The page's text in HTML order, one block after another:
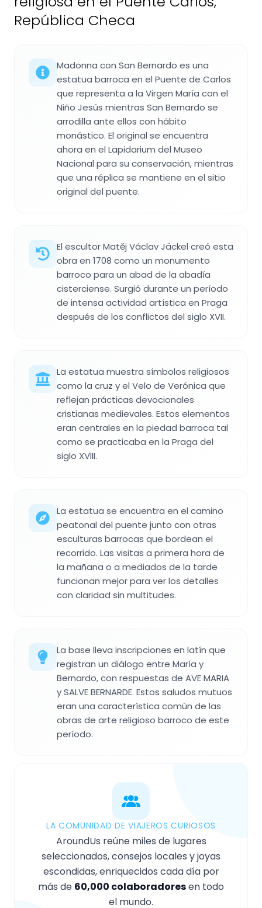
República Checa
Madonna con San Bernardo es una
estatua barroca en el Puente de Carlos
que representa a la Virgen María con el
Niño Jesús mientras San Bernardo se
arrodilla ante ellos con hábito
monástico. El original se encuentra
ahora en el Lapidarium del Museo
Nacional para su conservación, mientras
que una réplica se mantiene en el sitio
original del puente.
El escultor Matěj Václav Jäckel creó esta
obra en 1708 como un monumento
barroco para un abad de la abadía
cisterciense. Surgió durante un período
de intensa actividad artística en Praga
después de los conflictos del siglo XVII.
La estatua muestra símbolos religiosos
como la cruz y el Velo de Verónica que
reflejan prácticas devocionales
cristianas medievales. Estos elementos
eran centrales en la piedad barroca tal
como se practicaba en la Praga del
siglo XVIII.
La estatua se encuentra en el camino
peatonal del puente junto con otras
esculturas barrocas que bordean el
recorrido. Las visitas a primera hora de
la mañana o a mediados de la tarde
funcionan mejor para ver los detalles
con claridad sin multitudes.
La base lleva inscripciones en latín que
registran un diálogo entre María y
Bernardo, con respuestas de AVE MARIA
y SALVE BERNARDE. Estos saludos mutuos
eran una característica común de las
obras de arte religioso barroco de este
período.
LA COMUNIDAD DE VIAJEROS CURIOSOS
AroundUs reúne miles de lugares
seleccionados, consejos locales y joyas
escondidas, enriquecidos cada día por
más de 60,000 colaboradoresen todo
el mundo.